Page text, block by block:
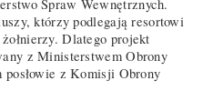
Spraw Wewnętrznych.
którzy podlegają resortowi
Dlatego projekt
z Ministerstwem Obrony
z Komisji Obrony